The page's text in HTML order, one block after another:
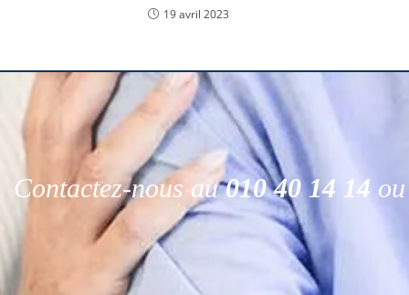
19 avril 2023
Contactez-nous au010 40 14 14